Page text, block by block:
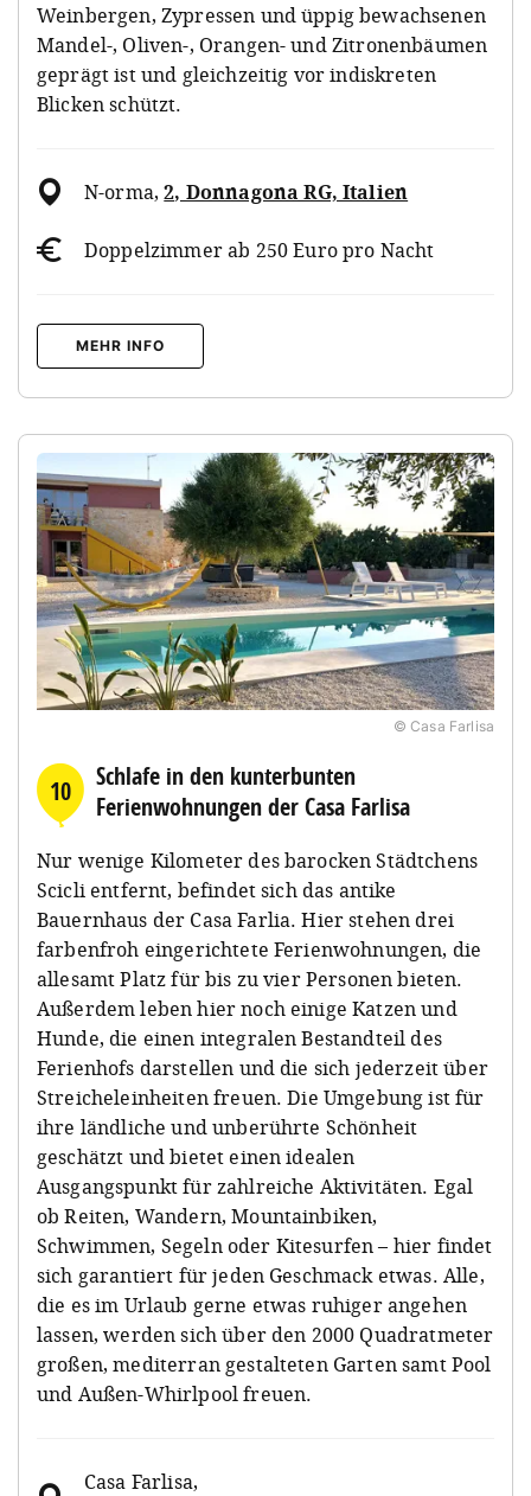
Weinbergen, Zypressen und üppig bewachsenen
Mandel-, Oliven-, Orangen- und Zitronenbäumen
geprägt ist und gleichzeitig vor indiskreten
Blicken schützt.
N-orma,2, Donnagona RG, Italien
Doppelzimmer ab 250 Euro pro Nacht
MEHR INFO
© Casa Farlisa
10
Schlafe in den kunterbunten
Ferienwohnungen der Casa Farlisa
Nur wenige Kilometer des barocken Städtchens
Scicli entfernt, befindet sich das antike
Bauernhaus der Casa Farlia. Hier stehen drei
farbenfroh eingerichtete Ferienwohnungen, die
allesamt Platz für bis zu vier Personen bieten.
Außerdem leben hier noch einige Katzen und
Hunde, die einen integralen Bestandteil des
Ferienhofs darstellen und die sich jederzeit über
Streicheleinheiten freuen. Die Umgebung ist für
ihre ländliche und unberührte Schönheit
geschätzt und bietet einen idealen
Ausgangspunkt für zahlreiche Aktivitäten. Egal
ob Reiten, Wandern, Mountainbiken,
Schwimmen, Segeln oder Kitesurfen – hier findet
sich garantiert für jeden Geschmack etwas. Alle,
die es im Urlaub gerne etwas ruhiger angehen
lassen, werden sich über den 2000 Quadratmeter
großen, mediterran gestalteten Garten samt Pool
und Außen-Whirlpool freuen.
Casa Farlisa,